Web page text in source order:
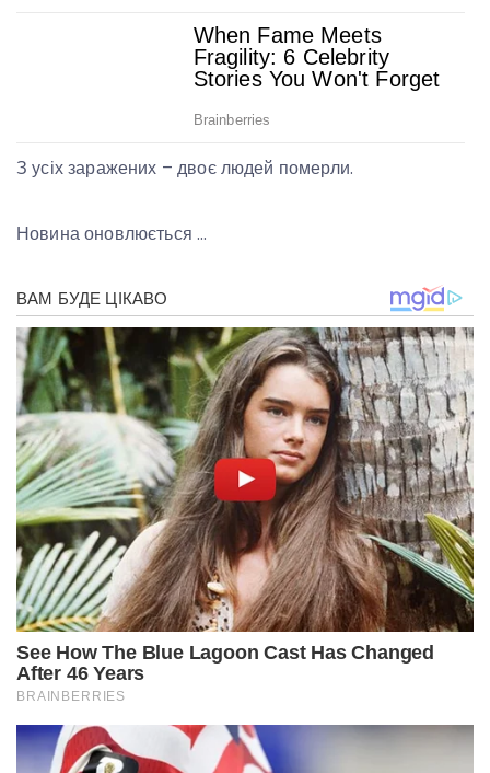
З усіх заражених – двоє людей померли.
Новина оновлюється …